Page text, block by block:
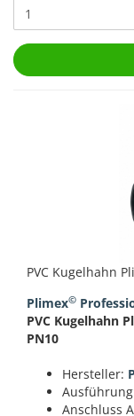
PVC Kugelhahn
Plimex©
PVC Kugelhahn
PN10
Hersteller:
Anschluss